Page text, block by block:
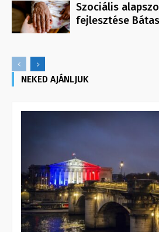
Szociális
fejlesztése
NEKED AJÁNLJUK